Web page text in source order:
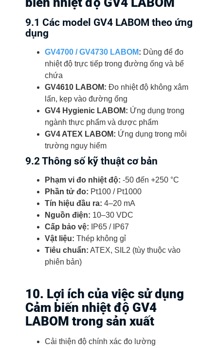
9.1 Các model GV4 LABOM theo ứng
dụng
GV4700 / GV4730 LABOM: Dùng để đo
nhiệt độ trực tiếp trong đường ống và bể
chứa
GV4610 LABOM: Đo nhiệt độ không xâm
lấn, kẹp vào đường ống
GV4 Hygienic LABOM: Ứng dụng trong
ngành thực phẩm và dược phẩm
GV4 ATEX LABOM: Ứng dụng trong môi
trường nguy hiểm
9.2 Thông số kỹ thuật cơ bản
Phạm vi đo nhiệt độ: -50 đến +250 °C
Phần tử đo: Pt100 / Pt1000
Tín hiệu đầu ra: 4–20 mA
Nguồn điện: 10–30 VDC
Cấp bảo vệ: IP65 / IP67
Vật liệu: Thép không gỉ
Tiêu chuẩn: ATEX, SIL2 (tùy thuộc vào
phiên bản)
10. Lợi ích của việc sử dụng
Cảm biến nhiệt độ GV4
LABOM trong sản xuất
Cải thiện độ chính xác đo lường